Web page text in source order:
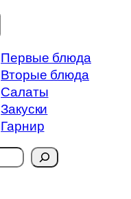
Первые блюда
Вторые блюда
Салаты
Закуски
Гарнир